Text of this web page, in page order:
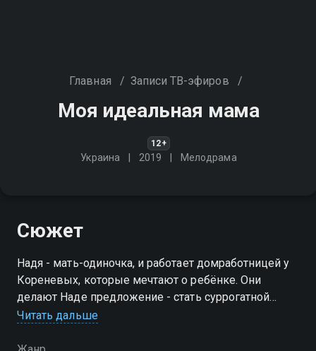
Главная / Записи ТВ-эфиров /
Моя идеальная мама
12+
Украина 2019 Мелодрама
Сюжет
Надя - мать-одиночка, и работает домработницей у
Кореневых, которые мечтают о ребёнке. Они
делают Наде предложение - стать суррогатной
матерью. В отчаянии Надя соглашается, но она и
обернётся
Читать дальше